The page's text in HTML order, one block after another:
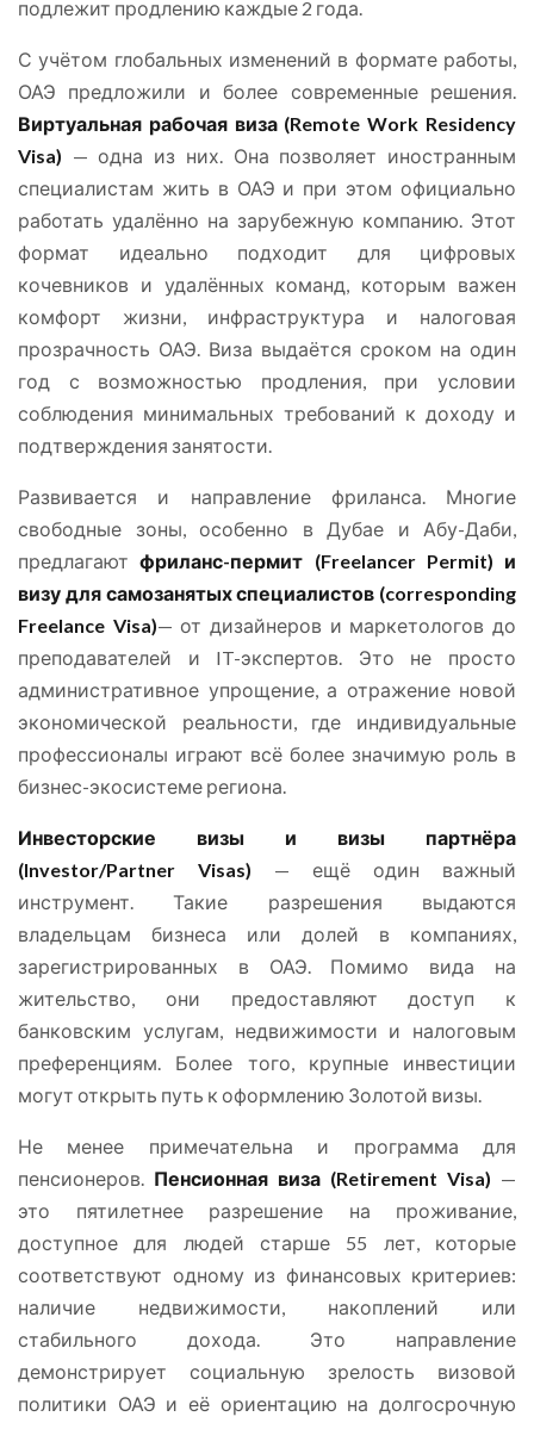
подлежит продлению каждые 2 года.
С учётом глобальных изменений в формате работы,
ОАЭ предложили и более современные решения.
Виртуальная рабочая виза (Remote Work Residency
Visa) — одна из них. Она позволяет иностранным
специалистам жить в ОАЭ и при этом официально
работать удалённо на зарубежную компанию. Этот
формат идеально подходит для цифровых
кочевников и удалённых команд, которым важен
комфорт жизни, инфраструктура и налоговая
прозрачность ОАЭ. Виза выдаётся сроком на один
год с возможностью продления, при условии
соблюдения минимальных требований к доходу и
подтверждения занятости.
Развивается и направление фриланса. Многие
свободные зоны, особенно в Дубае и Абу-Даби,
предлагаютфриланс-пермит (Freelancer Permit) и
визу для самозанятых специалистов (corresponding
Freelance Visa)— от дизайнеров и маркетологов до
преподавателей и IT-экспертов. Это не просто
административное упрощение, а отражение новой
экономической реальности, где индивидуальные
профессионалы играют всё более значимую роль в
бизнес-экосистеме региона.
Инвесторские визы и визы партнёра
(Investor/Partner Visas) — ещё один важный
инструмент. Такие разрешения выдаются
владельцам бизнеса или долей в компаниях,
зарегистрированных в ОАЭ. Помимо вида на
жительство, они предоставляют доступ к
банковским услугам, недвижимости и налоговым
преференциям. Более того, крупные инвестиции
могут открыть путь к оформлению Золотой визы.
Не менее примечательна и программа для
пенсионеров. Пенсионная виза (Retirement Visa) —
это пятилетнее разрешение на проживание,
доступное для людей старше 55 лет, которые
соответствуют одному из финансовых критериев:
наличие недвижимости, накоплений или
стабильного дохода. Это направление
демонстрирует социальную зрелость визовой
политики ОАЭ и её ориентацию на долгосрочную